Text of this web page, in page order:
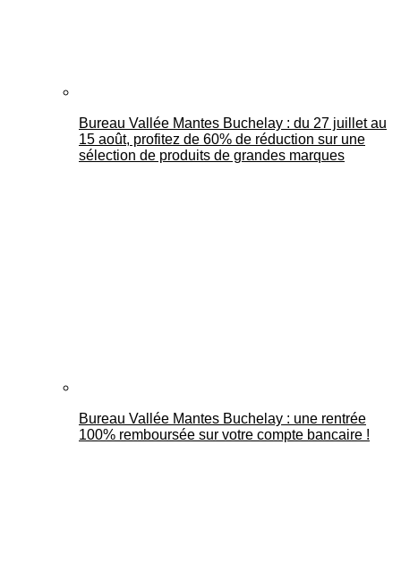
Bureau Vallée Mantes Buchelay : du 27 juillet au
15 août, profitez de 60% de réduction sur une
sélection de produits de grandes marques
Bureau Vallée Mantes Buchelay : une rentrée
100% remboursée sur votre compte bancaire !